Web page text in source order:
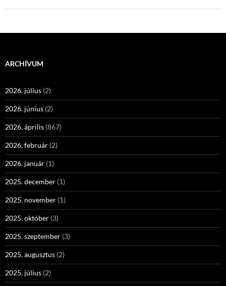
ARCHÍVUM
2026. július (2)
2026. június (2)
2026. április (867)
2026. február (2)
2026. január (1)
2025. december (1)
2025. november (1)
2025. október (3)
2025. szeptember (3)
2025. augusztus (2)
2025. július (2)